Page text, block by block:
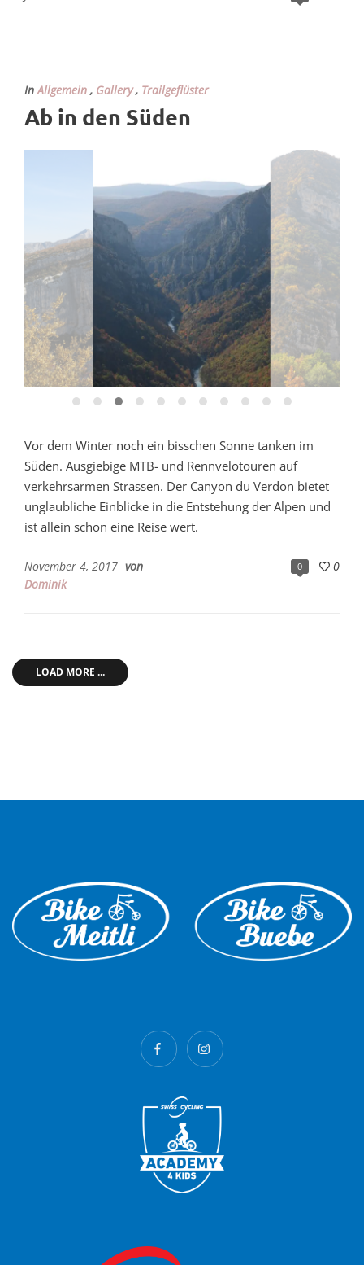
InAllgemein , Gallery, Trailgeflüster
Ab in den Süden
Vor dem Winter noch ein bisschen Sonne tanken im
Süden. Ausgiebige MTB- und Rennvelotouren auf
verkehrsarmen Strassen. Der Canyon du Verdon bietet
unglaubliche Einblicke in die Entstehung der Alpen und
ist allein schon eine Reise wert.
0 0
November 4, 2017 von
Dominik
LOAD MORE ...